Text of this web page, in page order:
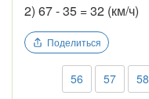
2) 67 - 35 = 32 (км/ч)
Поделиться
56 57 58